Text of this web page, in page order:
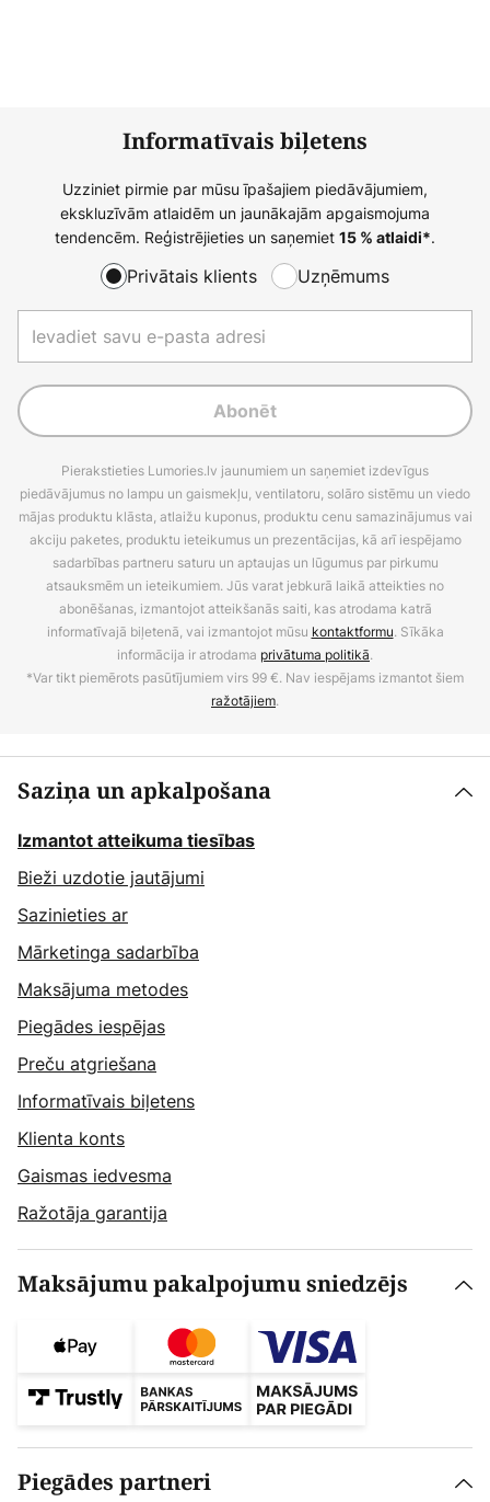
Informatīvais biļetens
Uzziniet pirmie par mūsu īpašajiem piedāvājumiem,
ekskluzīvām atlaidēm un jaunākajām apgaismojuma
tendencēm. Reģistrējieties un saņemiet 15 % atlaidi*.
Privātais klients Uzņēmums
Abonēt
Pierakstieties Lumories.lv jaunumiem un saņemiet izdevīgus
piedāvājumus no lampu un gaismekļu, ventilatoru, solāro sistēmu un viedo
mājas produktu klāsta, atlaižu kuponus, produktu cenu samazinājumus vai
akciju paketes, produktu ieteikumus un prezentācijas, kā arī iespējamo
sadarbības partneru saturu un aptaujas un lūgumus par pirkumu
atsauksmēm un ieteikumiem. Jūs varat jebkurā laikā atteikties no
abonēšanas, izmantojot atteikšanās saiti, kas atrodama katrā
informatīvajā biļetenā, vai izmantojot mūsu kontaktformu. Sīkāka
informācija ir atrodama privātuma politikā.
*Var tikt piemērots pasūtījumiem virs 99 €. Nav iespējams izmantot šiem
ražotājiem.
Saziņa un apkalpošana
Izmantot atteikuma tiesības
Bieži uzdotie jautājumi
Sazinieties ar
Mārketinga sadarbība
Maksājuma metodes
Piegādes iespējas
Preču atgriešana
Informatīvais biļetens
Klienta konts
Gaismas iedvesma
Ražotāja garantija
Maksājumu pakalpojumu sniedzējs
Piegādes partneri